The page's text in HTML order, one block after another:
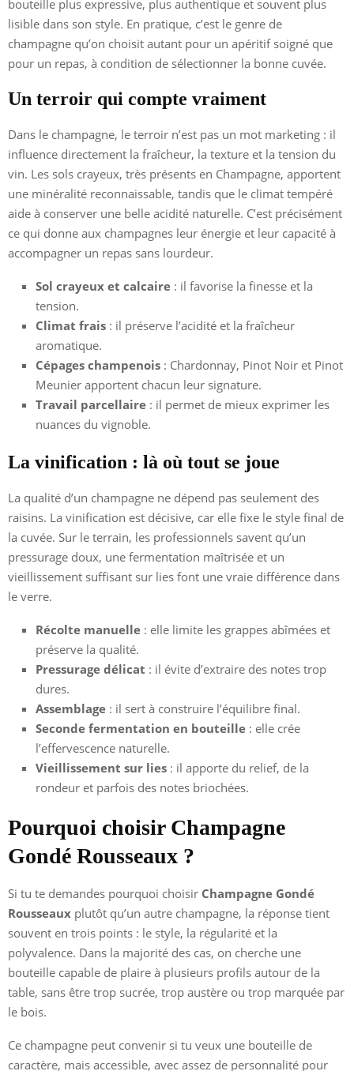
bouteille plus expressive, plus authentique et souvent plus
lisible dans son style. En pratique, c’est le genre de
champagne qu’on choisit autant pour un apéritif soigné que
pour un repas, à condition de sélectionner la bonne cuvée.
Un terroir qui compte vraiment
Dans le champagne, le terroir n’est pas un mot marketing : il
influence directement la fraîcheur, la texture et la tension du
vin. Les sols crayeux, très présents en Champagne, apportent
une minéralité reconnaissable, tandis que le climat tempéré
aide à conserver une belle acidité naturelle. C’est précisément
ce qui donne aux champagnes leur énergie et leur capacité à
accompagner un repas sans lourdeur.
Sol crayeux et calcaire : il favorise la finesse et la
tension.
Climat frais : il préserve l’acidité et la fraîcheur
aromatique.
Cépages champenois : Chardonnay, Pinot Noir et Pinot
Meunier apportent chacun leur signature.
Travail parcellaire : il permet de mieux exprimer les
nuances du vignoble.
La vinification : là où tout se joue
La qualité d’un champagne ne dépend pas seulement des
raisins. La vinification est décisive, car elle fixe le style final de
la cuvée. Sur le terrain, les professionnels savent qu’un
pressurage doux, une fermentation maîtrisée et un
vieillissement suffisant sur lies font une vraie différence dans
le verre.
Récolte manuelle : elle limite les grappes abîmées et
préserve la qualité.
Pressurage délicat : il évite d’extraire des notes trop
dures.
Assemblage : il sert à construire l’équilibre final.
Seconde fermentation en bouteille : elle crée
l’effervescence naturelle.
Vieillissement sur lies : il apporte du relief, de la
rondeur et parfois des notes briochées.
Pourquoi choisir Champagne
Gondé Rousseaux ?
Si tu te demandes pourquoi choisir Champagne Gondé
Rousseaux plutôt qu’un autre champagne, la réponse tient
souvent en trois points : le style, la régularité et la
polyvalence. Dans la majorité des cas, on cherche une
bouteille capable de plaire à plusieurs profils autour de la
table, sans être trop sucrée, trop austère ou trop marquée par
le bois.
Ce champagne peut convenir si tu veux une bouteille de
caractère, mais accessible, avec assez de personnalité pour